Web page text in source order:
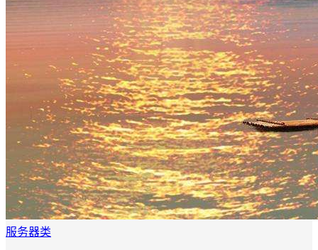
服务器类